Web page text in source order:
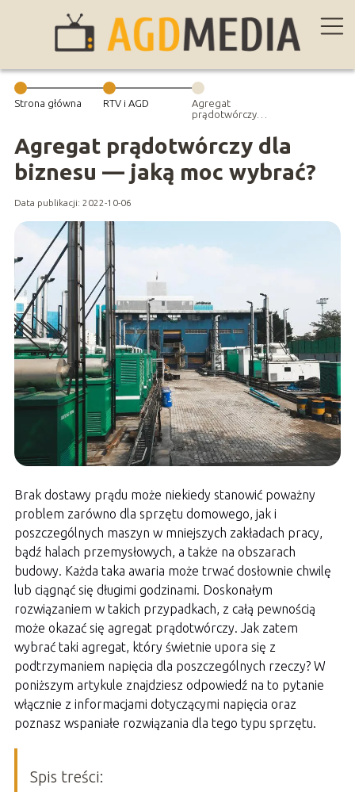
Strona główna RTV i AGD
Agregat
prądotwórczy
jaką moc
wybrać?
Agregat prądotwórczy dla
biznesu — jaką moc wybrać?
Data publikacji: 2022-10-06
Brak dostawy prądu może niekiedy stanowić poważny
problem zarówno dla sprzętu domowego, jak i
poszczególnych maszyn w mniejszych zakładach pracy,
bądź halach przemysłowych, a także na obszarach
budowy. Każda taka awaria może trwać dosłownie chwilę
lub ciągnąć się długimi godzinami. Doskonałym
rozwiązaniem w takich przypadkach, z całą pewnością
może okazać się agregat prądotwórczy. Jak zatem
wybrać taki agregat, który świetnie upora się z
podtrzymaniem napięcia dla poszczególnych rzeczy? W
poniższym artykule znajdziesz odpowiedź na to pytanie
włącznie z informacjami dotyczącymi napięcia oraz
poznasz wspaniałe rozwiązania dla tego typu sprzętu.
Spis treści: